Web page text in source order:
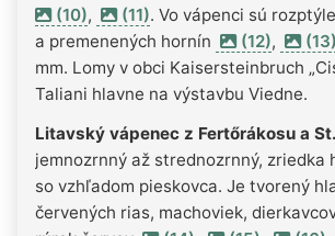
(10), (11). Vo vápenci sú
a premenených hornín
(12), (13)
mm. Lomy v obci Kaisersteinbruch
Taliani hlavne na výstavbu Viedne.
Litavský vápenec z Fertőrákosu a
jemnozrnný až strednozrnný, zriedka
so vzhľadom pieskovca. Je tvorený
červených rias, machoviek,